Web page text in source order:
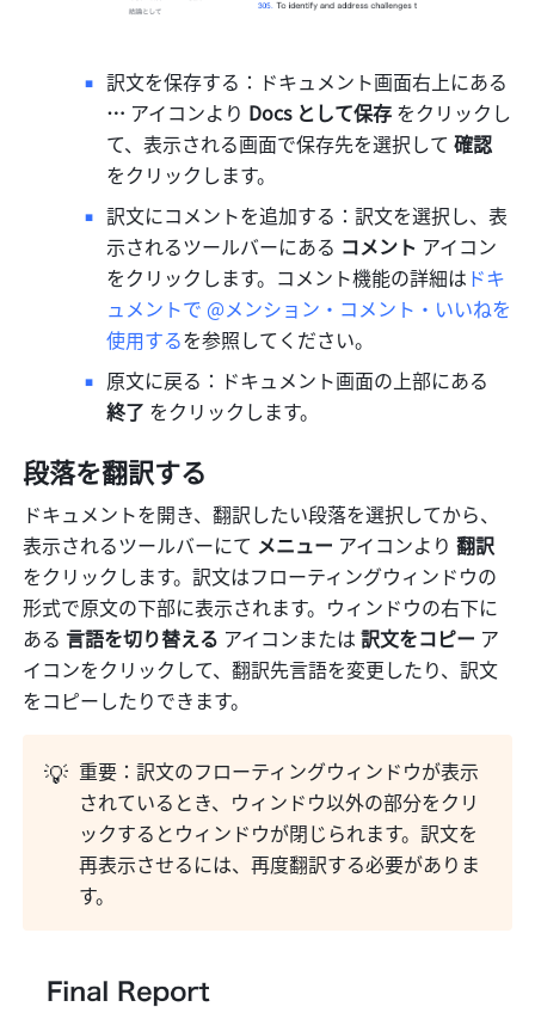
… アイコンより Docs として保存 をクリックし
て、表示される画面で保存先を選択して 確認
をクリックします。
訳文にコメントを追加する：訳文を選択し、表
示されるツールバーにある コメント アイコン
をクリックします。コメント機能の詳細は ドキ
ュメントで @メンション・コメント・いいねを
使用するを参照してください。
原文に戻る：ドキュメント画面の上部にある
終了 をクリックします。
段落を翻訳する
ドキュメントを開き、翻訳したい段落を選択してから、
表示されるツールバーにて メニュー アイコンより 翻訳
をクリックします。訳文はフローティングウィンドウの
形式で原文の下部に表示されます。ウィンドウの右下に
ある 言語を切り替える アイコンまたは 訳文をコピー ア
イコンをクリックして、翻訳先言語を変更したり、訳文
をコピーしたりできます。
💡 重要：訳文のフローティングウィンドウが表示
されているとき、ウィンドウ以外の部分をクリ
ックするとウィンドウが閉じられます。訳文を
再表示させるには、再度翻訳する必要がありま
す。